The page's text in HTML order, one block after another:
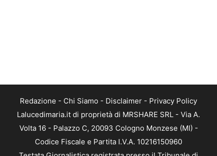
Redazione - Chi Siamo - Disclaimer - Privacy Policy
Lalucedimaria.it di proprietà di MRSHARE SRL - Via A.
Volta 16 - Palazzo C, 20093 Cologno Monzese (MI) -
Codice Fiscale e Partita I.V.A. 10216150960